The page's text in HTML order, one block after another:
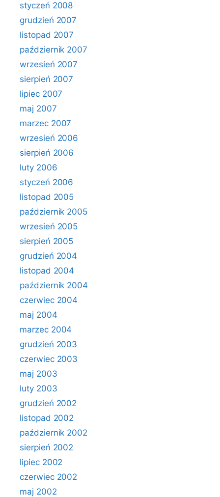
styczeń 2008
grudzień 2007
listopad 2007
październik 2007
wrzesień 2007
sierpień 2007
lipiec 2007
maj 2007
marzec 2007
wrzesień 2006
sierpień 2006
luty 2006
styczeń 2006
listopad 2005
październik 2005
wrzesień 2005
sierpień 2005
grudzień 2004
listopad 2004
październik 2004
czerwiec 2004
maj 2004
marzec 2004
grudzień 2003
czerwiec 2003
maj 2003
luty 2003
grudzień 2002
listopad 2002
październik 2002
sierpień 2002
lipiec 2002
czerwiec 2002
maj 2002